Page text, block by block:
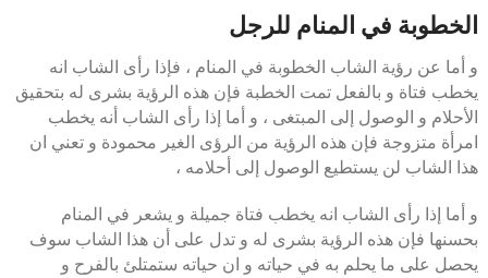
الخطوبة في المنام للرجل
و أما عن رؤية الشاب الخطوبة في المنام ، فإذا رأى الشاب انه
يخطب فتاة و بالفعل تمت الخطبة فإن هذه الرؤية بشرى له بتحقيق
الأحلام و الوصول إلى المبتغى ، و أما إذا رأى الشاب أنه يخطب
امرأة متزوجة فإن هذه الرؤية من الرؤى الغير محمودة و تعني ان
هذا الشاب لن يستطيع الوصول إلى أحلامه ،
و أما إذا رأى الشاب انه يخطب فتاة جميلة و يشعر في المنام
بحسنها فإن هذه الرؤية بشرى له و تدل على أن هذا الشاب سوف
يحصل على ما يحلم به في حياته و ان حياته ستمتلئ بالفرح و